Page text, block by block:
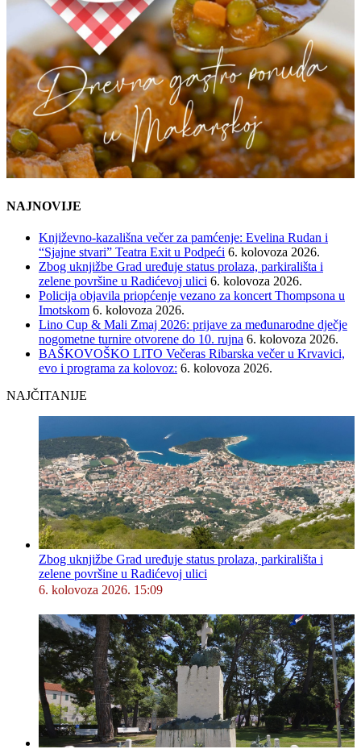
NAJNOVIJE
Književno-kazališna večer za pamćenje: Evelina Rudan i
“Sjajne stvari” Teatra Exit u Podpeći 6. kolovoza 2026.
Zbog uknjižbe Grad uređuje status prolaza, parkirališta i
zelene površine u Radićevoj ulici 6. kolovoza 2026.
Policija objavila priopćenje vezano za koncert Thompsona u
Imotskom 6. kolovoza 2026.
Lino Cup & Mali Zmaj 2026: prijave za međunarodne dječje
nogometne turnire otvorene do 10. rujna 6. kolovoza 2026.
BAŠKOVOŠKO LITO Večeras Ribarska večer u Krvavici,
evo i programa za kolovoz: 6. kolovoza 2026.
NAJČITANIJE
Zbog uknjižbe Grad uređuje status prolaza, parkirališta i
zelene površine u Radićevoj ulici
6. kolovoza 2026. 15:09